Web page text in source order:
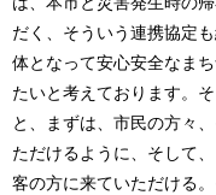
だく、そういう連携協定
体となって安心安全なま
たいと考えております。
と、まずは、市民の方々
ただけるように、そして
客の方に来ていただける